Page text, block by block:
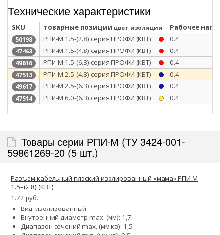
Технические характеристики
SKU товарные позиции цвет изоляции Рабочее
50198 РПИ-М 1.5-(2.8) серия ПРОФИ (КВТ) 0.4
47463 РПИ-М 1.5-(4.8) серия ПРОФИ (КВТ) 0.4
49616 РПИ-М 1.5-(6.3) серия ПРОФИ (КВТ) 0.4
47513 РПИ-М 2.5-(4.8) серия ПРОФИ (КВТ) 0.4
49617 РПИ-М 2.5-(6.3) серия ПРОФИ (КВТ) 0.4
47514 РПИ-М 6.0-(6.3) серия ПРОФИ (КВТ) 0.4
Товары серии РПИ-М (ТУ 3424-001-
59861269-20 (5 шт.)
Разъем кабельный плоский изолированный «мама» РПИ-М
1.5–(2.8) (КВТ)
1.72 руб.
Вид: изолированный
Внутренний диаметр max. (мм): 1,7
Диапазон сечений max. (мм.кв): 1,5